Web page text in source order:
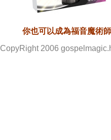
你也可以成為福音魔術師
CopyRight 2006